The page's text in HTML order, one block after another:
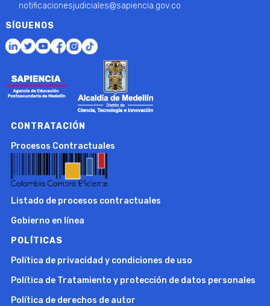
notificacionesjudiciales@sapiencia.gov.co
SÍGUENOS
CONTRATACIÓN
Procesos Contractuales
Listado de procesos contractuales
Gobierno en línea
POLÍTICAS
Política de privacidad y condiciones de uso
Política de Tratamiento y protección de datos personales
Política de derechos de autor